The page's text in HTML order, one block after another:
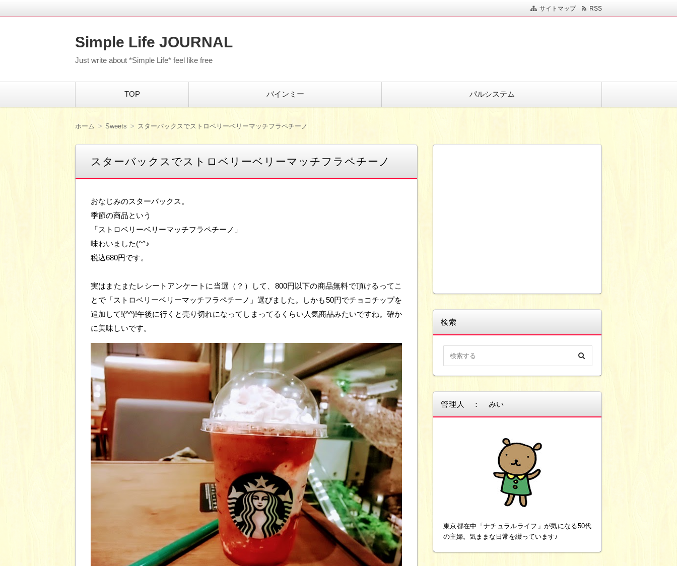
サイトマップ RSS
Simple Life JOURNAL
Just write about *Simple Life* feel like free
TOP バインミー パルシステム
ホーム Sweets スターバックスでストロベリーベリーマッチフラペチーノ
スターバックスでストロベリーベリーマッチフラペチーノ
おなじみのスターバックス。
季節の商品という
「ストロベリーベリーマッチフラペチーノ」
味わいました(^^♪
税込680円です。
実はまたまたレシートアンケートに当選（？）して、800円以下の商品無料で頂けるってこ
とで「ストロベリーベリーマッチフラペチーノ」選びました。しかも50円でチョコチップを
追加して!(^^)!午後に行くと売り切れになってしまってるくらい人気商品みたいですね。確か
に美味しいです。
検索
管理人 ： みい
東京都在中「ナチュラルライフ」が気になる50代
の主婦。気ままな日常を綴っています♪